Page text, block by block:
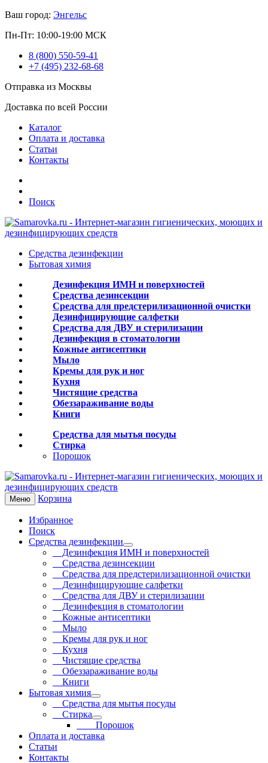
Ваш город: Энгельс
Пн-Пт: 10:00-19:00 МСК
8 (800) 550-59-41
+7 (495) 232-68-68
Отправка из Москвы
Доставка по всей России
Каталог
Оплата и доставка
Статьи
Контакты
Поиск
Средства дезинфекции
Бытовая химия
Дезинфекция ИМН и поверхностей
Средства дезинсекции
Средства для предстерилизационной очистки
Дезинфицирующие салфетки
Средства для ДВУ и cтерилизации
Дезинфекция в стоматологии
Кожные антисептики
Мыло
Кремы для рук и ног
Кухня
Чистящие средства
Обеззараживание воды
Книги
Средства для мытья посуды
Стирка
Порошок
Меню Корзина
Избранное
Поиск
Средства дезинфекции
Дезинфекция ИМН и поверхностей
Средства дезинсекции
Средства для предстерилизационной очистки
Дезинфицирующие салфетки
Средства для ДВУ и cтерилизации
Дезинфекция в стоматологии
Кожные антисептики
Мыло
Кремы для рук и ног
Кухня
Чистящие средства
Обеззараживание воды
Книги
Бытовая химия
Средства для мытья посуды
Стирка
Порошок
Оплата и доставка
Статьи
Контакты